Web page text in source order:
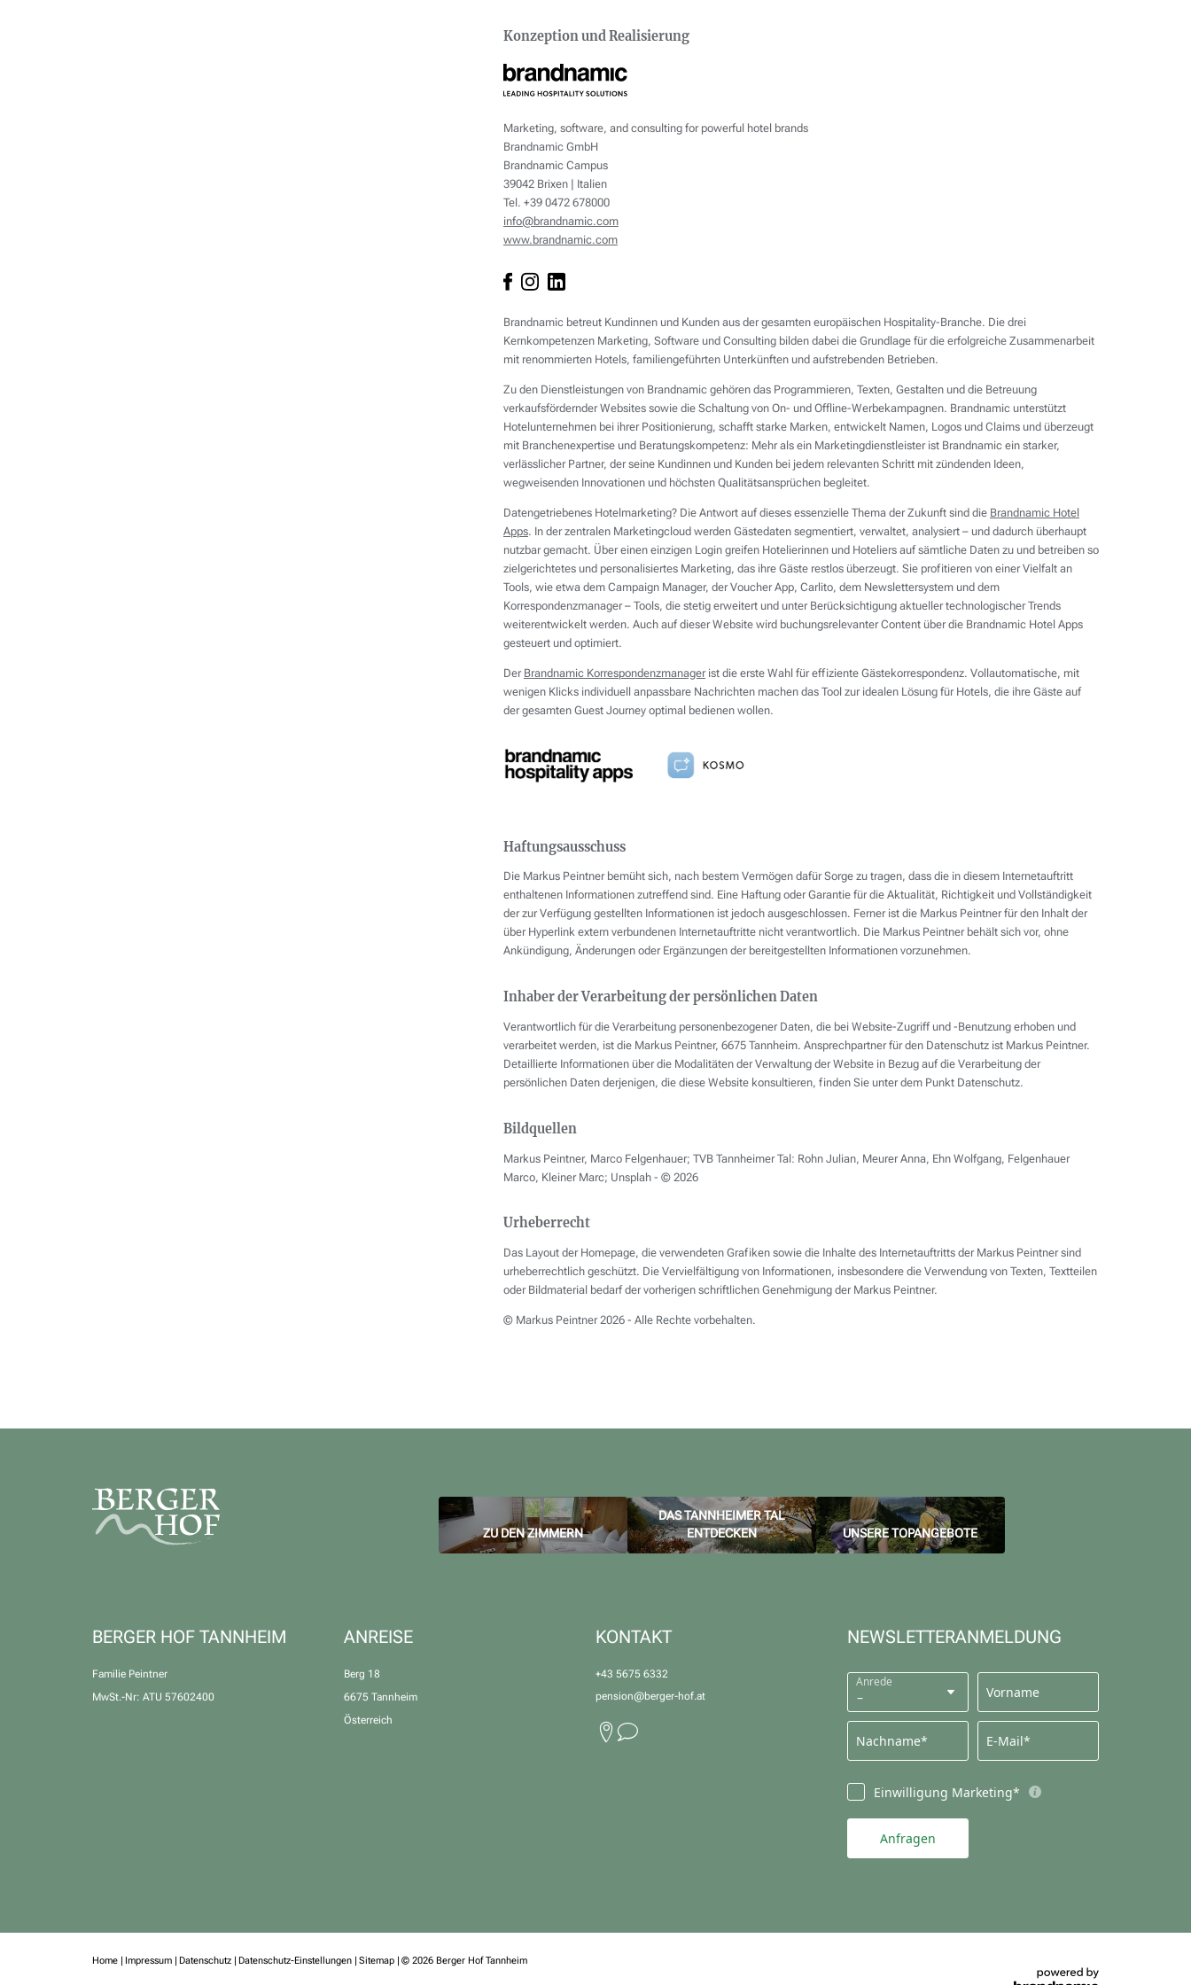
Konzeption und Realisierung
Marketing, software, and consulting for powerful hotel brands
Brandnamic GmbH
Brandnamic Campus
39042 Brixen | Italien
Tel. +39 0472 678000
info@brandnamic.com
www.brandnamic.com
Brandnamic betreut Kundinnen und Kunden aus der gesamten europäischen Hospitality-Branche. Die drei
Kernkompetenzen Marketing, Software und Consulting bilden dabei die Grundlage für die erfolgreiche Zusammenarbeit
mit renommierten Hotels, familiengeführten Unterkünften und aufstrebenden Betrieben.
Zu den Dienstleistungen von Brandnamic gehören das Programmieren, Texten, Gestalten und die Betreuung
verkaufsfördernder Websites sowie die Schaltung von On- und Offline-Werbekampagnen. Brandnamic unterstützt
Hotelunternehmen bei ihrer Positionierung, schafft starke Marken, entwickelt Namen, Logos und Claims und überzeugt
mit Branchenexpertise und Beratungskompetenz: Mehr als ein Marketingdienstleister ist Brandnamic ein starker,
verlässlicher Partner, der seine Kundinnen und Kunden bei jedem relevanten Schritt mit zündenden Ideen,
wegweisenden Innovationen und höchsten Qualitätsansprüchen begleitet.
Datengetriebenes Hotelmarketing? Die Antwort auf dieses essenzielle Thema der Zukunft sind die Brandnamic Hotel
Apps. In der zentralen Marketingcloud werden Gästedaten segmentiert, verwaltet, analysiert – und dadurch überhaupt
nutzbar gemacht. Über einen einzigen Login greifen Hotelierinnen und Hoteliers auf sämtliche Daten zu und betreiben so
zielgerichtetes und personalisiertes Marketing, das ihre Gäste restlos überzeugt. Sie profitieren von einer Vielfalt an
Tools, wie etwa dem Campaign Manager, der Voucher App, Carlito, dem Newslettersystem und dem
Korrespondenzmanager – Tools, die stetig erweitert und unter Berücksichtigung aktueller technologischer Trends
weiterentwickelt werden. Auch auf dieser Website wird buchungsrelevanter Content über die Brandnamic Hotel Apps
gesteuert und optimiert.
Der Brandnamic Korrespondenzmanagerist die erste Wahl für effiziente Gästekorrespondenz. Vollautomatische, mit
wenigen Klicks individuell anpassbare Nachrichten machen das Tool zur idealen Lösung für Hotels, die ihre Gäste auf
der gesamten Guest Journey optimal bedienen wollen.
Haftungsausschuss
Die Markus Peintner bemüht sich, nach bestem Vermögen dafür Sorge zu tragen, dass die in diesem Internetauftritt
enthaltenen Informationen zutreffend sind. Eine Haftung oder Garantie für die Aktualität, Richtigkeit und Vollständigkeit
der zur Verfügung gestellten Informationen ist jedoch ausgeschlossen. Ferner ist die Markus Peintner für den Inhalt der
über Hyperlink extern verbundenen Internetauftritte nicht verantwortlich. Die Markus Peintner behält sich vor, ohne
Ankündigung, Änderungen oder Ergänzungen der bereitgestellten Informationen vorzunehmen.
Inhaber der Verarbeitung der persönlichen Daten
Verantwortlich für die Verarbeitung personenbezogener Daten, die bei Website-Zugriff und -Benutzung erhoben und
verarbeitet werden, ist die Markus Peintner, 6675 Tannheim. Ansprechpartner für den Datenschutz ist Markus Peintner.
Detaillierte Informationen über die Modalitäten der Verwaltung der Website in Bezug auf die Verarbeitung der
persönlichen Daten derjenigen, die diese Website konsultieren, finden Sie unter dem Punkt Datenschutz.
Bildquellen
Markus Peintner, Marco Felgenhauer; TVB Tannheimer Tal: Rohn Julian, Meurer Anna, Ehn Wolfgang, Felgenhauer
Marco, Kleiner Marc; Unsplah - © 2026
Urheberrecht
Das Layout der Homepage, die verwendeten Grafiken sowie die Inhalte des Internetauftritts der Markus Peintner sind
urheberrechtlich geschützt. Die Vervielfältigung von Informationen, insbesondere die Verwendung von Texten, Textteilen
oder Bildmaterial bedarf der vorherigen schriftlichen Genehmigung der Markus Peintner.
© Markus Peintner 2026 - Alle Rechte vorbehalten.
ZU DEN ZIMMERN
DAS TANNHEIMER TAL
ENTDECKEN
UNSERE TOPANGEBOTE
BERGER HOF TANNHEIM
Familie Peintner
MwSt.-Nr: ATU 57602400
ANREISE
Berg 18
6675 Tannheim
Österreich
KONTAKT
+43 5675 6332
pension@berger-hof.at
NEWSLETTERANMELDUNG
Anrede
Vorname
Nachname* E-Mail*
Einwilligung Marketing*
Anfragen
Home | Impressum | Datenschutz | Datenschutz-Einstellungen | Sitemap | © 2026 Berger Hof Tannheim